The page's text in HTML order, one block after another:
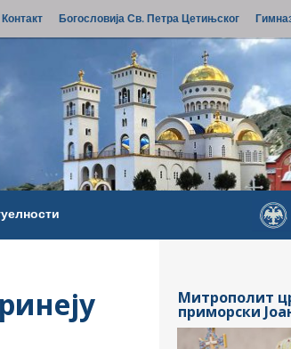
Контакт Богословија Св. Петра Цетињског
Митрополит
приморски